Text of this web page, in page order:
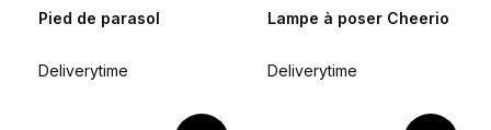
Pied de parasol
Deliverytime
Lampe à poser Cheerio
Deliverytime